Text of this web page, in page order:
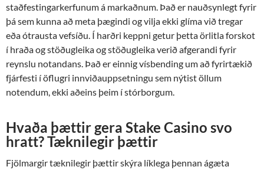
staðfestingarkerfunum á markaðnum. Það er nauðsynlegt fyrir
þá sem kunna að meta þægindi og vilja ekki glíma við tregar
eða ótrausta vefsíðu. Í harðri keppni getur þetta örlitla forskot
í hraða og stöðugleika og stöðugleika verið afgerandi fyrir
reynslu notandans. Það er einnig vísbending um að fyrirtækið
fjárfesti í öflugri innviðauppsetningu sem nýtist öllum
notendum, ekki aðeins þeim í stórborgum.
Hvaða þættir gera Stake Casino svo
hratt? Tæknilegir þættir
Fjölmargir tæknilegir þættir skýra líklega þennan ágæta